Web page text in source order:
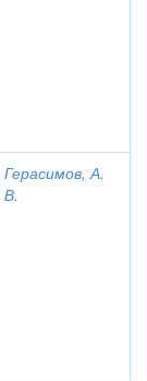
Герасимов, А.
В.